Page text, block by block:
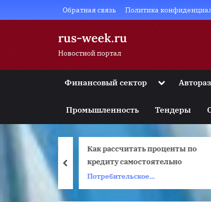
to
Обратная связь Политика
rus-week.ru
Новостной портал
Финансовый сектор Toggle
menu
Toggle
menu
Toggle
sub-
menu
sub-
Промышленность Тендеры
появляются
и как их
Как рассчитать проценты по
кредиту самостоятельно
Потребительское
кредитование
prev